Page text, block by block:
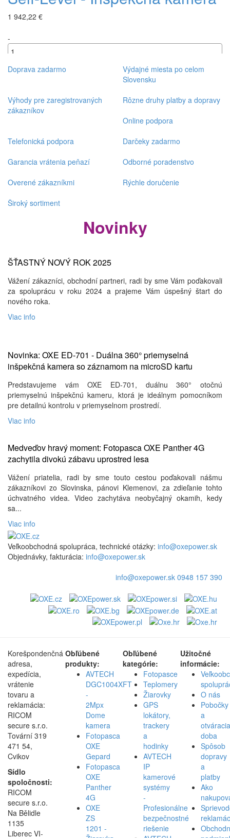
1 942,22 €
-
+
Doprava zadarmo
Výdajné miesta po celom
Slovensku
Výhody pre zaregistrovaných
zákazníkov
Rôzne druhy platby a dopravy
Online podpora
Telefonická podpora
Darčeky zadarmo
Garancia vrátenia peňazí
Odborné poradenstvo
Overené zákazníkmi
Rýchle doručenie
Široký sortiment
Novinky
ŠŤASTNÝ NOVÝ ROK 2025
Vážení zákazníci, obchodní partneri, radi by sme Vám poďakovali
za spoluprácu v roku 2024 a prajeme Vám úspešný štart do
nového roka.
Viac info
Novinka: OXE ED-701 - Duálna 360° priemyselná
inšpekčná kamera so záznamom na microSD kartu
Predstavujeme vám OXE ED-701, duálnu 360° otočnú
priemyselnú inšpekčnú kameru, ktorá je ideálnym pomocníkom
pre detailnú kontrolu v priemyselnom prostredí.
Viac info
Medveďov hravý moment: Fotopasca OXE Panther 4G
zachytila ​​divokú zábavu uprostred lesa
Vážení priatelia, radi by sme touto cestou poďakovali nášmu
zákazníkovi zo Slovinska, pánovi Klemenovi, za zdieľanie tohto
úchvatného videa. Video zachytáva neobyčajný okamih, kedy
sa...
Viac info
Veľkoobchodná spolupráca, technické otázky: info@oxepower.sk
Objednávky, fakturácia: info@oxepower.sk
info@oxepower.sk 0948 157 390
Korešpondenčná
adresa,
expedícia,
vrátenie
tovaru a
reklamácia:
RICOM
secure s.r.o.
Tovární 319
471 54,
Cvikov
Sídlo
spoločnosti:
RICOM
secure s.r.o.
Na Bělidle
1135
Liberec VI-
Obľúbené
produkty:
AVTECH
DGC1004XFT
-
2Mpx
Dome
kamera
Fotopasca
OXE
Gepard
Fotopasca
OXE
Panther
4G
OXE
ZS
1201 -
Obľúbené
kategórie:
Fotopasce
Teplomery
Žiarovky
GPS
lokátory,
trackery
a
hodinky
AVTECH
IP
kamerové
systémy
-
Profesionálne
bezpečnostné
riešenie
Užitočné
informácie:
O nás
Pobočky
a
otváracia
doba
Spôsob
dopravy
a
platby
Ako